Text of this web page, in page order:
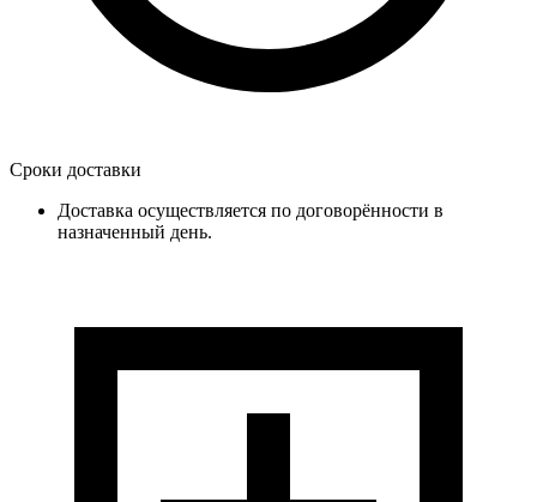
Сроки доставки
Доставка осуществляется по договорённости в
назначенный день.